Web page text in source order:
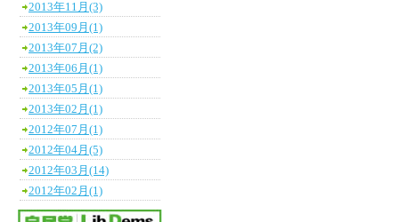
2013年11月(3)
2013年09月(1)
2013年07月(2)
2013年06月(1)
2013年05月(1)
2013年02月(1)
2012年07月(1)
2012年04月(5)
2012年03月(14)
2012年02月(1)